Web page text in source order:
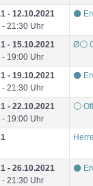
- 12.10.2021
- 21:30 Uhr
⚫
- 15.10.2021
- 19:00 Uhr
Ø⚪
- 19.10.2021
- 21:30 Uhr
⚫
- 22.10.2021
- 19:00 Uhr
⚪
- 26.10.2021
- 21:30 Uhr
⚫